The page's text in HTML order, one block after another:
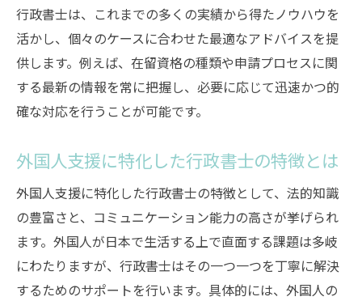
行政書士による在留資格取得のステップ解
説
在留資格取得を効率化する行政書士の流れ
行政書士と進める在留資格取得の一連の流
れ
外国人支援における行政書士の重要性
行政書士が石川県で外国人支援に求められ
る理由
外国人支援における行政書士の不可欠な役
割
行政書士は、これまでの多くの実績から得たノウハウを
活かし、個々のケースに合わせた最適なアドバイスを提
供します。例えば、在留資格の種類や申請プロセスに関
する最新の情報を常に把握し、必要に応じて迅速かつ的
確な対応を行うことが可能です。
外国人支援に特化した行政書士の特徴とは
外国人支援に特化した行政書士の特徴として、法的知識
の豊富さと、コミュニケーション能力の高さが挙げられ
ます。外国人が日本で生活する上で直面する課題は多岐
にわたりますが、行政書士はその一つ一つを丁寧に解決
するためのサポートを行います。具体的には、外国人の